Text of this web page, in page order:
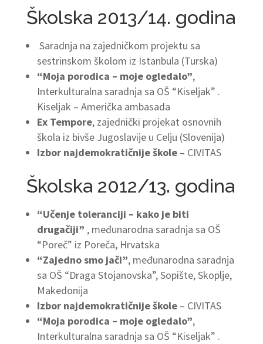
Školska 2013/14. godina
Saradnja na zajedničkom projektu sa
sestrinskom školom iz Istanbula (Turska)
“Moja porodica – moje ogledalo”,
Interkulturalna saradnja sa OŠ “Kiseljak” .
Kiseljak – Američka ambasada
Ex Tempore, zajednički projekat osnovnih
škola iz bivše Jugoslavije u Celju (Slovenija)
Izbor najdemokratičnije škole– CIVITAS
Školska 2012/13. godina
“Učenje toleranciji – kako je biti
drugačiji” , međunarodna saradnja sa OŠ
“Poreč” iz Poreča, Hrvatska
“Zajedno smo jači”, međunarodna saradnja
sa OŠ “Draga Stojanovska”, Sopište, Skoplje,
Makedonija
Izbor najdemokratičnije škole– CIVITAS
“Moja porodica – moje ogledalo”,
Interkulturalna saradnja sa OŠ “Kiseljak” .